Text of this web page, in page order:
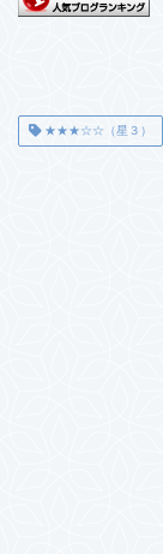
★★★☆☆（星３）